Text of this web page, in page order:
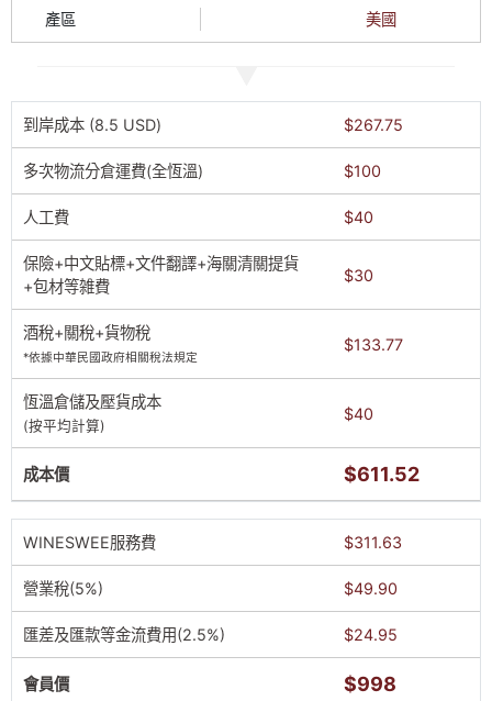
產區 美國
到岸成本 (8.5 USD) $267.75
多次物流分倉運費(全恆溫) $100
人工費 $40
保險+中文貼標+文件翻譯+海關清關提貨
+包材等雑費
$30
酒稅+關稅+貨物稅
*依據中華民國政府相關稅法規定
$133.77
恆溫倉儲及壓貨成本
(按平均計算)
$40
成本價 $611.52
WINESWEE服務費 $311.63
營業稅(5%) $49.90
匯差及匯款等金流費用(2.5%) $24.95
會員價 $998